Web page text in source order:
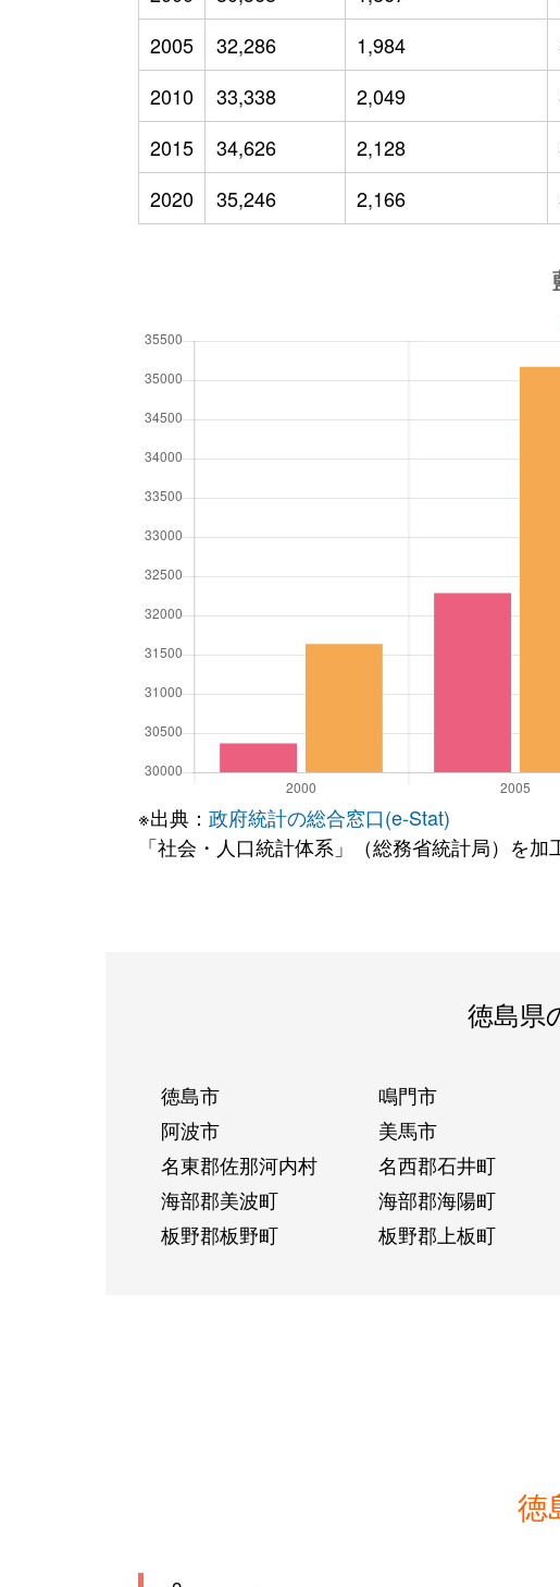
2005
32,286 1,984
2010
33,338 2,049
2015
34,626 2,128
2020
35,246 2,166
※出典： 政府統計の総合窓口(e-Stat)
「社会・人口統計体系」（総務省統計局）を加
徳島県
徳島市 鳴門市
阿波市
美馬市
名東郡佐那河内村
名西郡石井町
海部郡美波町
海部郡海陽町
板野郡板野町
板野郡上板町
徳